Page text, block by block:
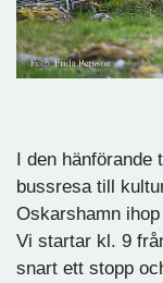
I den hänförande
bussresa till
Oskarshamn
Vi startar kl. 9
snart ett stopp